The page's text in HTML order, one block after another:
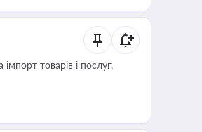
товарів і послуг,